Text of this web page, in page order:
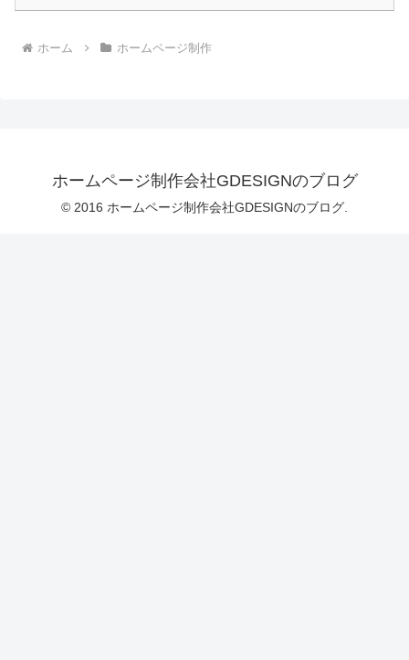
ホーム ホームページ制作
ホームページ制作会社GDESIGNのブログ
© 2016 ホームページ制作会社GDESIGNのブログ.